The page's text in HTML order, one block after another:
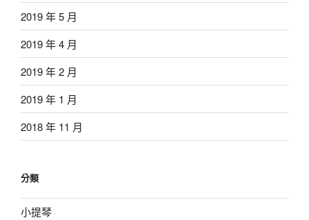
2019 年 5 月
2019 年 4 月
2019 年 2 月
2019 年 1 月
2018 年 11 月
分類
小提琴